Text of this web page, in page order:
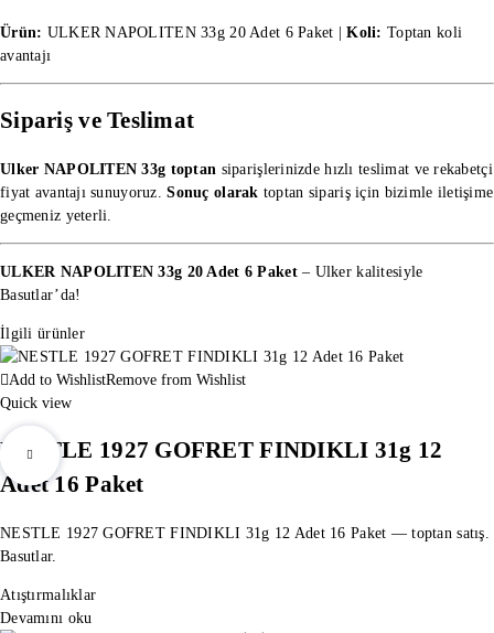
Ürün: ULKER NAPOLITEN 33g 20 Adet 6 Paket |Koli: Toptan koli
avantajı
Sipariş ve Teslimat
Ulker NAPOLITEN 33g toptan siparişlerinizde hızlı teslimat ve rekabetçi
fiyat avantajı sunuyoruz.Sonuç olarak toptan siparişiçin bizimle iletişime
geçmeniz yeterli.
ULKER NAPOLITEN 33g 20 Adet 6 Paket– Ulker kalitesiyle
Basutlar’da!
İlgili ürünler
Add to WishlistRemove from Wishlist
Quick view
NESTLE 1927 GOFRET FINDIKLI 31g 12
Adet 16 Paket
NESTLE 1927 GOFRET FINDIKLI 31g 12 Adet 16 Paket — toptan satış.
Basutlar.
Atıştırmalıklar
Devamını oku